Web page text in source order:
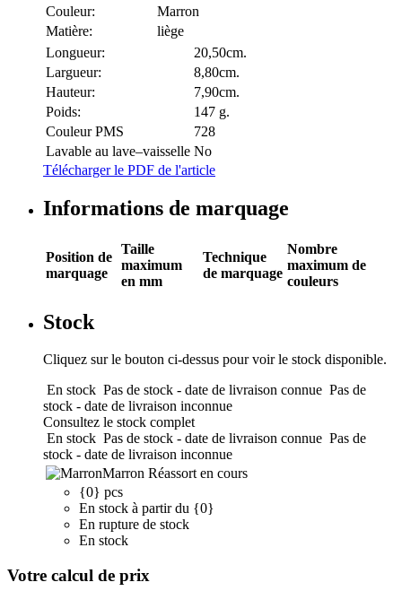
Couleur:
Marron
Matière:
liège
Longueur:
20,50cm.
Largueur:
8,80cm.
Hauteur:
7,90cm.
Poids:
147 g.
Couleur PMS
728
Lavable au lave–vaisselle No
Télécharger le PDF de l'article
Informations de marquage
Position de
marquage
Taille
maximum
en mm
Technique
de marquage
Nombre
maximum de
couleurs
Stock
Cliquez sur le bouton ci-dessus pour voir le stock disponible.
En stock Pas de stock - date de livraison connue Pas de
stock - date de livraison inconnue
Consultez le stock complet
En stock Pas de stock - date de livraison connue Pas de
stock - date de livraison inconnue
Marron Réassort en cours
{0} pcs
En stock à partir du {0}
En rupture de stock
En stock
Votre calcul de prix